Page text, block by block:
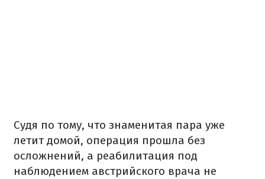
Судя по тому, что знаменитая пара уже
летит домой, операция прошла без
осложнений, а реабилитация под
наблюдением австрийского врача не